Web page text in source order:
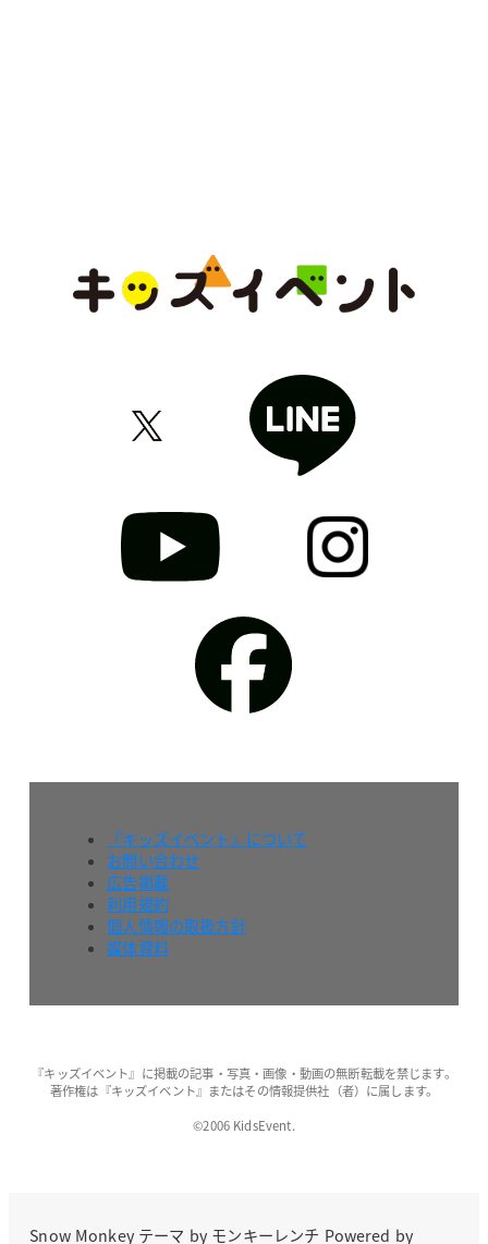
『キッズイベント』について
お問い合わせ
広告掲載
利用規約
個人情報の取扱方針
媒体資料
『キッズイベント』に掲載の記事・写真・画像・動画の無断転載を禁じます。
著作権は『キッズイベント』またはその情報提供社（者）に属します。
©2006 KidsEvent.
Snow Monkeyテーマ by モンキーレンチ Powered by